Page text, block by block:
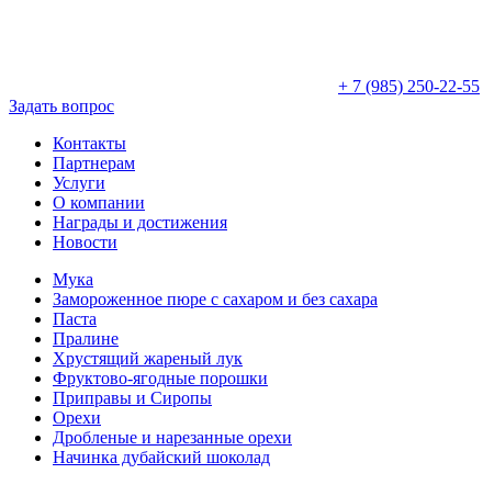
+ 7 (985) 250-22-55
Задать вопрос
Контакты
Партнерам
Услуги
О компании
Награды и достижения
Новости
Мука
Замороженное пюре с сахаром и без сахара
Паста
Пралине
Хрустящий жареный лук
Фруктово-ягодные порошки
Приправы и Сиропы
Орехи
Дробленые и нарезанные орехи
Начинка дубайский шоколад